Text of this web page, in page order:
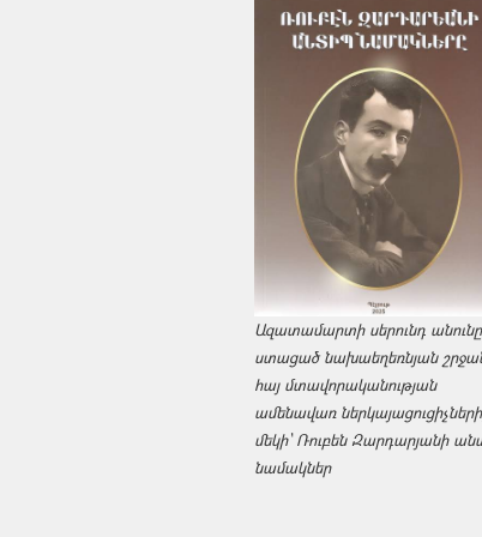
Ազատամարտի սերունդ անունը
ստացած նախաեղեռնյան
հայ մտավորականության
ամենավառ
մեկի՝ Ռուբեն Զարդարյանի
նամակներ